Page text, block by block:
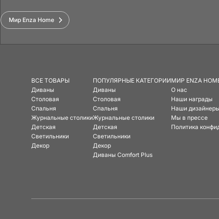
Мир Enza Home
ВСЕ ТОВАРЫ
Диваны
Столовая
Спальня
Журнальные столики
Детская
Светильники
Декор
ПОПУЛЯРНЫЕ КАТЕГОРИИ
Диваны
Столовая
Спальня
Журнальные столики
Детская
Светильники
Декор
Диваны Comfort Plus
МИР ENZA
О нас
Наши награды
Наши дизайнеры
Мы в прессе
Политика